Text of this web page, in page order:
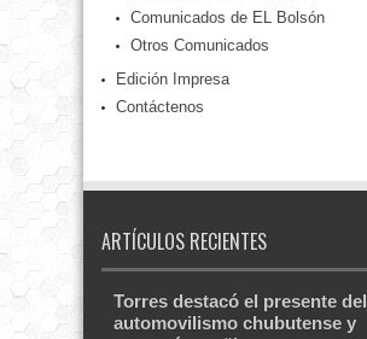
Comunicados de EL Bolsón
Otros Comunicados
Edición Impresa
Contáctenos
ARTÍCULOS RECIENTES
Torres destacó el presente del
automovilismo chubutense y